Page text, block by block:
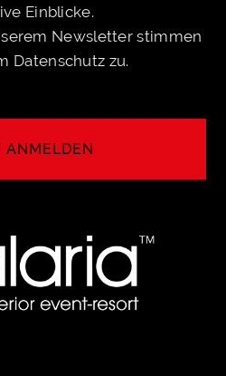
Einblicke.
Newsletter stimmen
Datenschutz zu.
ANMELDEN